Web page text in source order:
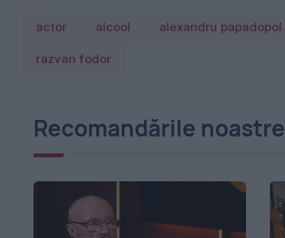
actor alcool alexandru papadopol
razvan fodor
Recomandările noastre